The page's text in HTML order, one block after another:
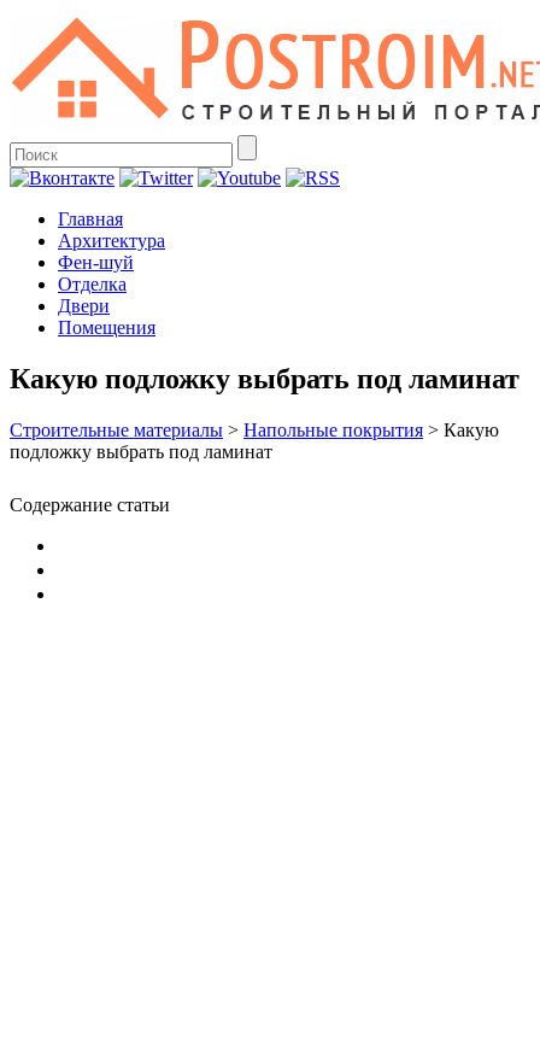
Главная
Архитектура
Фен-шуй
Отделка
Двери
Помещения
Какую подложку выбрать под ламинат
Строительные материалы > Напольные покрытия > Какую
подложку выбрать под ламинат
Содержание статьи